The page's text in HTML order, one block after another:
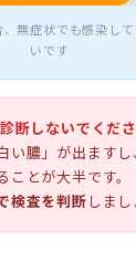
無症状でも感染し
いです
しないでくださ
い膿」が出ます
ことが大半です。
検査を判断 しまし